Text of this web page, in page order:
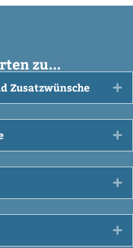
zu...
Zusatzwünsche